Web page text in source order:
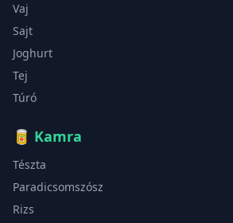
Vaj
Sajt
Joghurt
Tej
Túró
🥫 Kamra
Tészta
Paradicsomszósz
Rizs